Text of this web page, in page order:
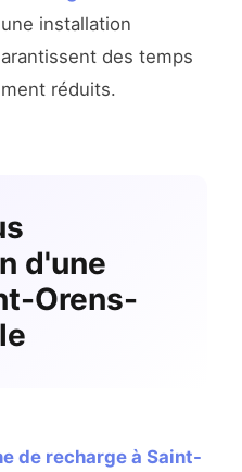
installation
des temps
réduits.
d'une
Orens-
de recharge à Saint-